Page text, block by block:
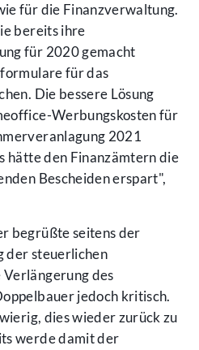
für die Finanzverwaltung.
bereits ihre
für 2020 gemacht
für das
Die bessere Lösung
Werbungskosten für
2021
hätte den Finanzämtern die
Bescheiden erspart",
begrüßte seitens der
der steuerlichen
des
jedoch kritisch.
dies wieder zurück zu
werde damit der